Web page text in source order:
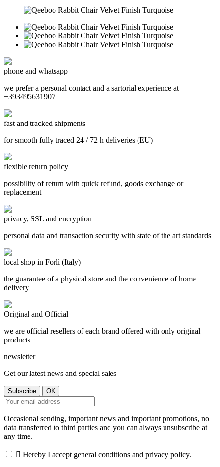
phone and whatsapp
we prefer a personal contact and a sartorial experience at
+393495631907
fast and tracked shipments
for smooth fully traced 24 / 72 h deliveries (EU)
flexible return policy
possibility of return with quick refund, goods exchange or
replacement
privacy, SSL and encryption
personal data and transaction security with state of the art standards
local shop in Forlì (Italy)
the guarantee of a physical store and the convenience of home
delivery
Original and Official
we are official resellers of each brand offered with only original
products
newsletter
Get our latest news and special sales
Occasional sending, important news and important promotions, no
data transferred to third parties and you can always unsubscribe at
any time.
 Hereby I accept general conditions and privacy policy.